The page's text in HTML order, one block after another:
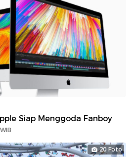
Siap Menggoda Fanboy
20 Foto